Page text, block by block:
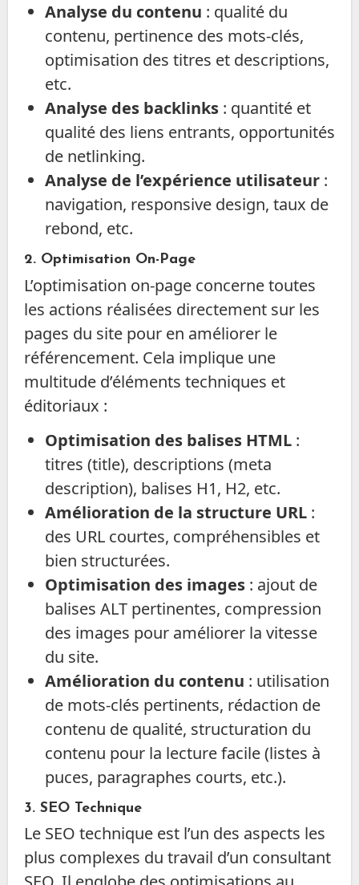
Analyse du contenu : qualité du
contenu, pertinence des mots-clés,
optimisation des titres et descriptions,
etc.
Analyse des backlinks: quantité et
qualité des liens entrants, opportunités
de netlinking.
Analyse de l’expérience utilisateur:
navigation, responsive design, taux de
rebond, etc.
2. Optimisation On-Page
L’optimisation on-page concerne toutes
les actions réalisées directement sur les
pages du site pour en améliorer le
référencement. Cela implique une
multitude d’éléments techniques et
éditoriaux :
Optimisation des balises HTML:
titres (title), descriptions (meta
description), balises H1, H2, etc.
Amélioration de la structure URL:
des URL courtes, compréhensibles et
bien structurées.
Optimisation des images: ajout de
balises ALT pertinentes, compression
des images pour améliorer la vitesse
du site.
Amélioration du contenu : utilisation
de mots-clés pertinents, rédaction de
contenu de qualité, structuration du
contenu pour la lecture facile (listes à
puces, paragraphes courts, etc.).
3. SEO Technique
Le SEO technique est l’un des aspects les
plus complexes du travail d’un consultant